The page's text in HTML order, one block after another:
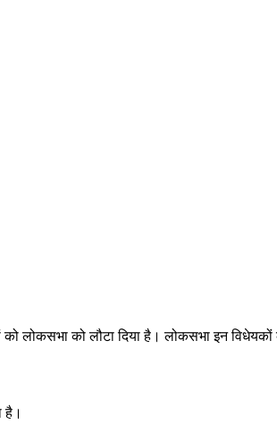
लोकसभा को लौटा दिया है। लोकसभा इन विधेयकों
है।